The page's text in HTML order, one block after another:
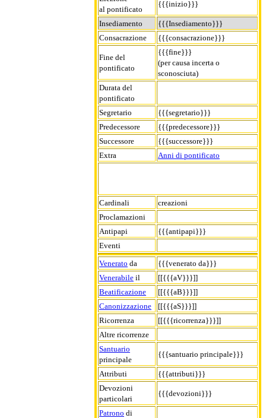
al pontificato
{{{inizio}}}
Insediamento
{{{Insediamento}}}
Consacrazione
{{{consacrazione}}}
Fine del
pontificato
{{{fine}}}
(per causa incerta o
sconosciuta)
Durata del
pontificato
Segretario
{{{segretario}}}
Predecessore
{{{predecessore}}}
Successore
{{{successore}}}
Extra
Anni di pontificato
Cardinali
creazioni
Proclamazioni
Antipapi
{{{antipapi}}}
Eventi
Venerato da
{{{venerato da}}}
Venerabile il
[[{{{aV}}}]]
Beatificazione
[[{{{aB}}}]]
Canonizzazione
[[{{{aS}}}]]
Ricorrenza
[[{{{ricorrenza}}}]]
Altre ricorrenze
Santuario
principale
{{{santuario principale}}}
Attributi
{{{attributi}}}
Devozioni
particolari
{{{devozioni}}}
Patrono di